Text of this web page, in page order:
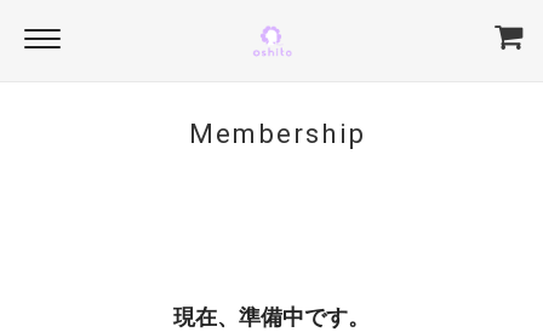
Membership
現在、準備中です。